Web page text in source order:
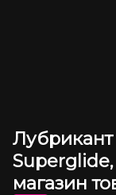
магазин